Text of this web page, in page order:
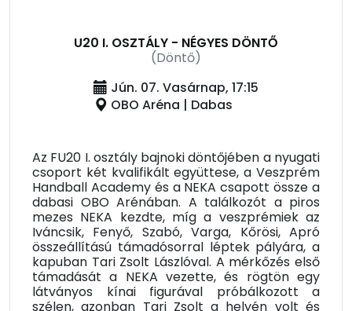
U20 I. OSZTÁLY - NÉGYES DÖNTŐ
(Döntő)
Jún. 07. Vasárnap, 17:15
OBO Aréna | Dabas
Az FU20 I. osztály bajnoki döntőjében a nyugati
csoport két kvalifikált együttese, a Veszprém
Handball Academy és a NEKA csapott össze a
dabasi OBO Arénában. A találkozót a piros
mezes NEKA kezdte, míg a veszprémiek az
Iváncsik, Fenyő, Szabó, Varga, Kőrösi, Apró
összeállítású támadósorral léptek pályára, a
kapuban Tari Zsolt Lászlóval. A mérkőzés első
támadását a NEKA vezette, és rögtön egy
látványos kínai figurával próbálkozott a
szélen, azonban Tari Zsolt a helyén volt és